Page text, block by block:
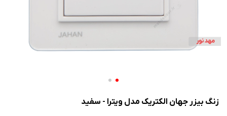
زنگ بیزر جهان الکتریک مدل ویترا - سفید